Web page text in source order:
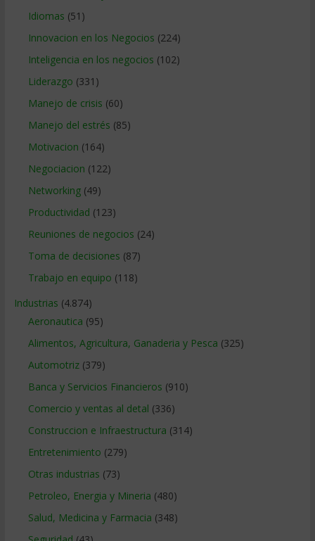
Idiomas (51)
Innovacion en los Negocios (224)
Inteligencia en los negocios (102)
Liderazgo (331)
Manejo de crisis (60)
Manejo del estrés (85)
Motivacion (164)
Negociacion (122)
Networking(49)
Productividad (123)
Reuniones de negocios (24)
Toma de decisiones (87)
Trabajo en equipo (118)
Industrias (4.874)
Aeronautica (95)
Alimentos, Agricultura, Ganaderia y Pesca (325)
Automotriz(379)
Banca y Servicios Financieros (910)
Comercio y ventas al detal (336)
Construccion e Infraestructura (314)
Entretenimiento (279)
Otras industrias (73)
Petroleo, Energia y Mineria (480)
Salud, Medicina y Farmacia (348)